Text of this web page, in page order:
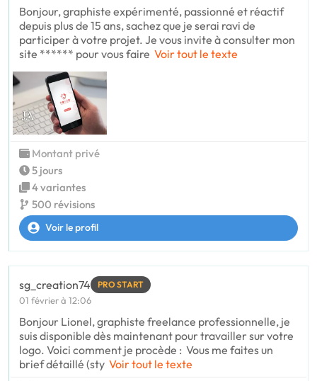
Bonjour, graphiste expérimenté, passionné et réactif
depuis plus de 15 ans, sachez que je serai ravi de
participer à votre projet. Je vous invite à consulter mon
site ****** pour vous faire Voir tout le texte
Montant privé
5 jours
4 variantes
500 révisions
Voir le profil
sg_creation74 PRO START
01 février à 12:06
Bonjour Lionel, graphiste freelance professionnelle, je
suis disponible dès maintenant pour travailler sur votre
logo. Voici comment je procède : Vous me faites un
brief détaillé (sty Voir tout le texte